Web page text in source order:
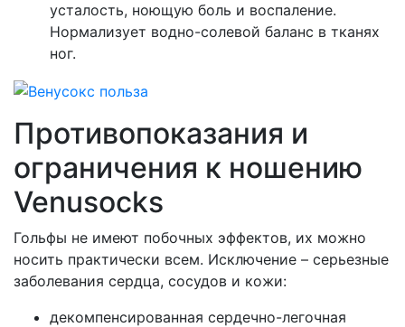
усталость, ноющую боль и воспаление.
Нормализует водно-солевой баланс в тканях
ног.
Противопоказания и
ограничения к ношению
Venusocks
Гольфы не имеют побочных эффектов, их можно
носить практически всем. Исключение – серьезные
заболевания сердца, сосудов и кожи:
декомпенсированная сердечно-легочная